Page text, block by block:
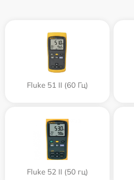
Fluke 51 II (60 Гц)
Fluke 52 II (50 гц)